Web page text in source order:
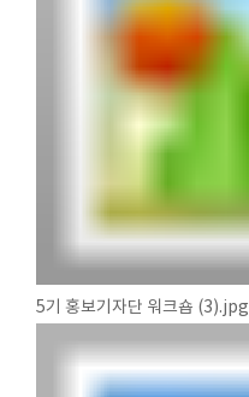
5기 홍보기자단 워크숍 (3).jpg